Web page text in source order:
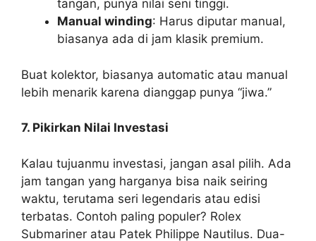
tangan, punya nilai seni tinggi.
Manual winding: Harus diputar manual,
biasanya ada di jam klasik premium.
Buat kolektor, biasanya automatic atau manual
lebih menarik karena dianggap punya “jiwa.”
7. Pikirkan Nilai Investasi
Kalau tujuanmu investasi, jangan asal pilih. Ada
jam tangan yang harganya bisa naik seiring
waktu, terutama seri legendaris atau edisi
terbatas. Contoh paling populer? Rolex
Submariner atau Patek Philippe Nautilus. Dua-